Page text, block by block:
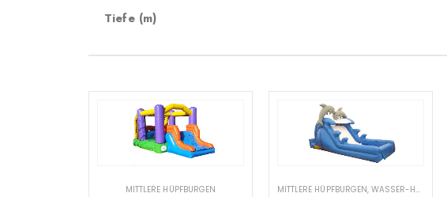
Tiefe (m)
MITTLERE HÜPFBURGEN MITTLERE HÜPFBURGEN,WASSER-HÜPFBURGEN